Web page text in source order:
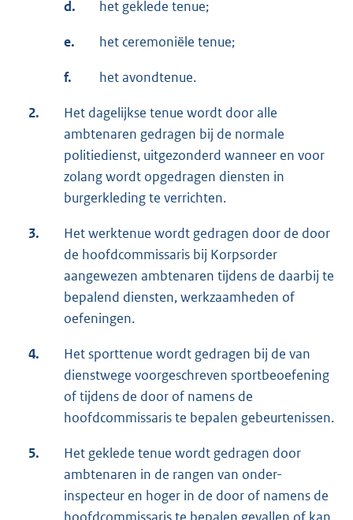
d. het geklede tenue;
e. het ceremoniële tenue;
f. het avondtenue.
2.
Het dagelijkse tenue wordt door alle
ambtenaren gedragen bij de normale
politiedienst, uitgezonderd wanneer en voor
zolang wordt opgedragen diensten in
burgerkleding te verrichten.
3.
Het werktenue wordt gedragen door de door
de hoofdcommissaris bij Korpsorder
aangewezen ambtenaren tijdens de daarbij te
bepalend diensten, werkzaamheden of
oefeningen.
4.
Het sporttenue wordt gedragen bij de van
dienstwege voorgeschreven sportbeoefening
of tijdens de door of namens de
hoofdcommissaris te bepalen gebeurtenissen.
5.
Het geklede tenue wordt gedragen door
ambtenaren in de rangen van onder-
inspecteur en hoger in de door of namens de